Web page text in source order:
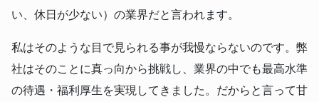
い、休日が少ない）の業界だと言われます。
私はそのような目で見られる事が我慢ならないのです。弊
社はそのことに真っ向から挑戦し、業界の中でも最高水準
の待遇・福利厚生を実現してきました。だからと言って甘